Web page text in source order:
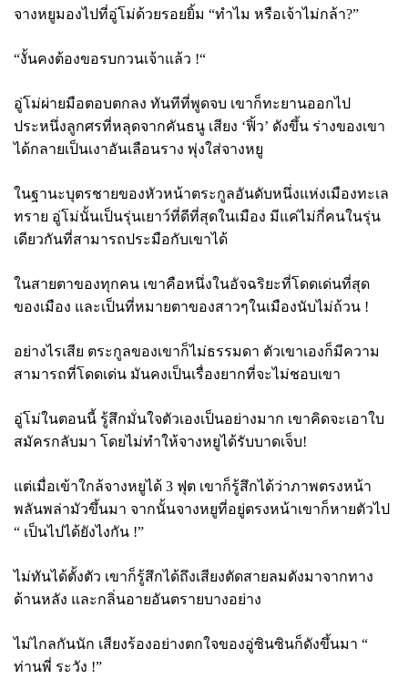
จางหยูมองไปที่อู่โม่ด้วยรอยยิ้ม “ทำไม หรือเจ้าไม่กล้า?”
“งั้นคงต้องขอรบกวนเจ้าแล้ว !“
อู่โม่ผ่ายมือตอบตกลง ทันทีที่พูดจบ เขาก็ทะยานออกไป
ประหนึ่งลูกศรที่หลุดจากคันธนู เสียง ‘ฟิ้ว’ ดังขึ้น ร่างของเขา
ได้กลายเป็นเงาอันเลือนราง พุ่งใส่จางหยู
ในฐานะบุตรชายของหัวหน้าตระกูลอันดับหนึ่งแห่งเมืองทะเล
ทราย อู่โม่นั้นเป็นรุ่นเยาว์ที่ดีที่สุดในเมือง มีแค่ไม่กี่คนในรุ่น
เดียวกันที่สามารถประมือกับเขาได้
ในสายตาของทุกคน เขาคือหนึ่งในอัจฉริยะที่โดดเด่นที่สุด
ของเมือง และเป็นที่หมายตาของสาวๆในเมืองนับไม่ถ้วน !
อย่างไรเสีย ตระกูลของเขาก็ไม่ธรรมดา ตัวเขาเองก็มีความ
สามารถที่โดดเด่น มันคงเป็นเรื่องยากที่จะไม่ชอบเขา
อู่โม่ในตอนนี้ รู้สึกมั่นใจตัวเองเป็นอย่างมาก เขาคิดจะเอาใบ
สมัครกลับมา โดยไม่ทำให้จางหยูได้รับบาดเจ็บ!
แต่เมื่อเข้าใกล้จางหยูได้ 3 ฟุต เขาก็รู้สึกได้ว่าภาพตรงหน้า
พลันพล่ามัวขึ้นมา จากนั้นจางหยูที่อยู่ตรงหน้าเขาก็หายตัวไป
“ เป็นไปได้ยังไงกัน !”
ไม่ทันได้ตั้งตัว เขาก็รู้สึกได้ถึงเสียงตัดสายลมดังมาจากทาง
ด้านหลัง และกลิ่นอายอันตรายบางอย่าง
ไม่ไกลกันนัก เสียงร้องอย่างตกใจของอู่ซินซินก็ดังขึ้นมา “
ท่านพี่ ระวัง !”